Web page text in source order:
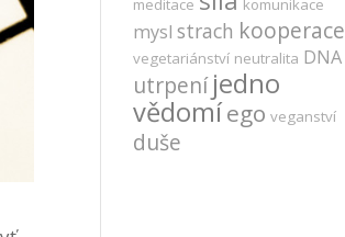
meditace komunikace
mysl strach kooperace
vegetariánství neutralita DNA
utrpení jedno
vědomíego veganství
duše